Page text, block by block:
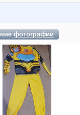
фотографии